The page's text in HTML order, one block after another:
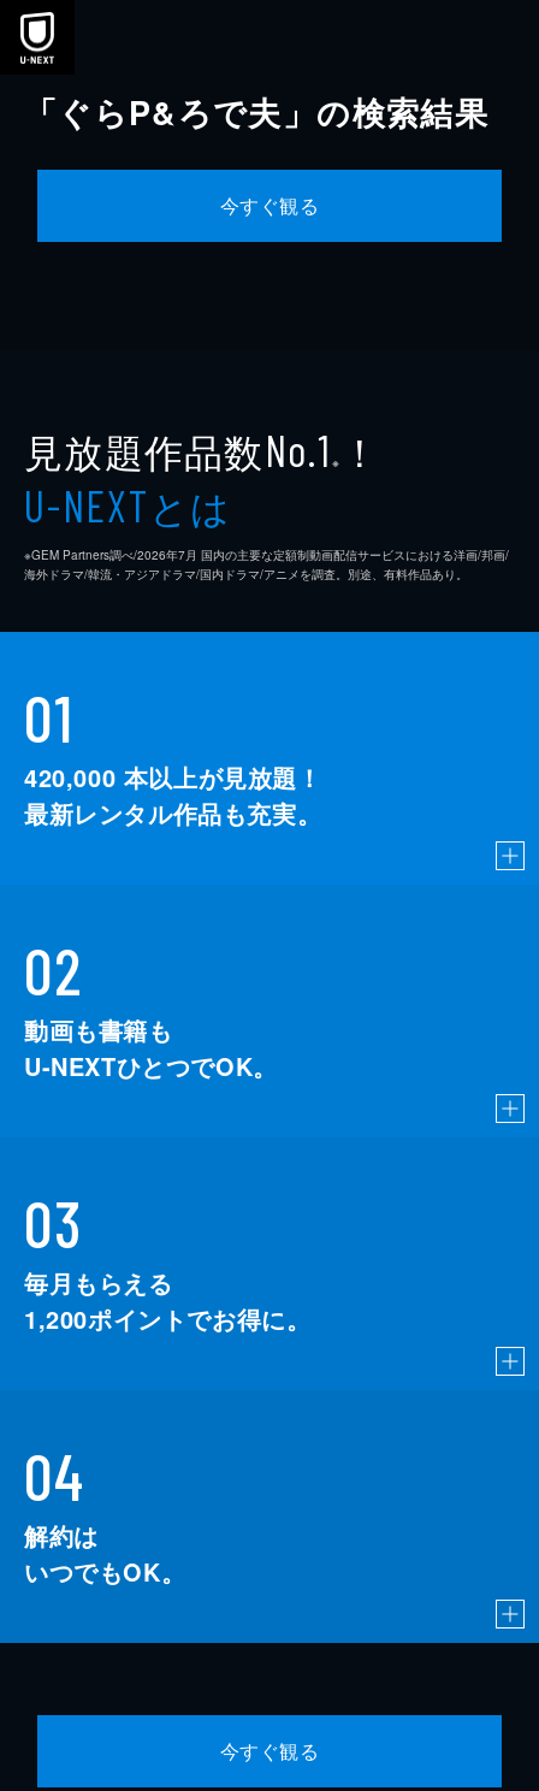
本文へスキップ
「ぐらP&ろで夫」の検索結果
今すぐ観る
見放題作品数No.1 ※ ！
U-NEXTとは
※GEM Partners調べ/2026年7⽉ 国内の主要な定額制動画配信サービスにおける洋画/邦画/
海外ドラマ/韓流・アジアドラマ/国内ドラマ/アニメを調査。別途、有料作品あり。
01
420,000 本以上が見放題！
最新レンタル作品も充実。
02
動画も書籍も
U-NEXTひとつでOK。
03
毎月もらえる
1,200ポイントでお得に。
04
解約は
いつでもOK。
今すぐ観る